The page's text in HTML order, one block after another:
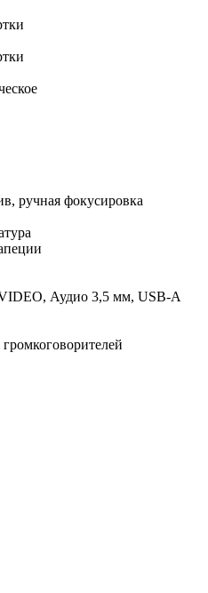
ручная фокусировка
Аудио 3,5 мм, USB-A